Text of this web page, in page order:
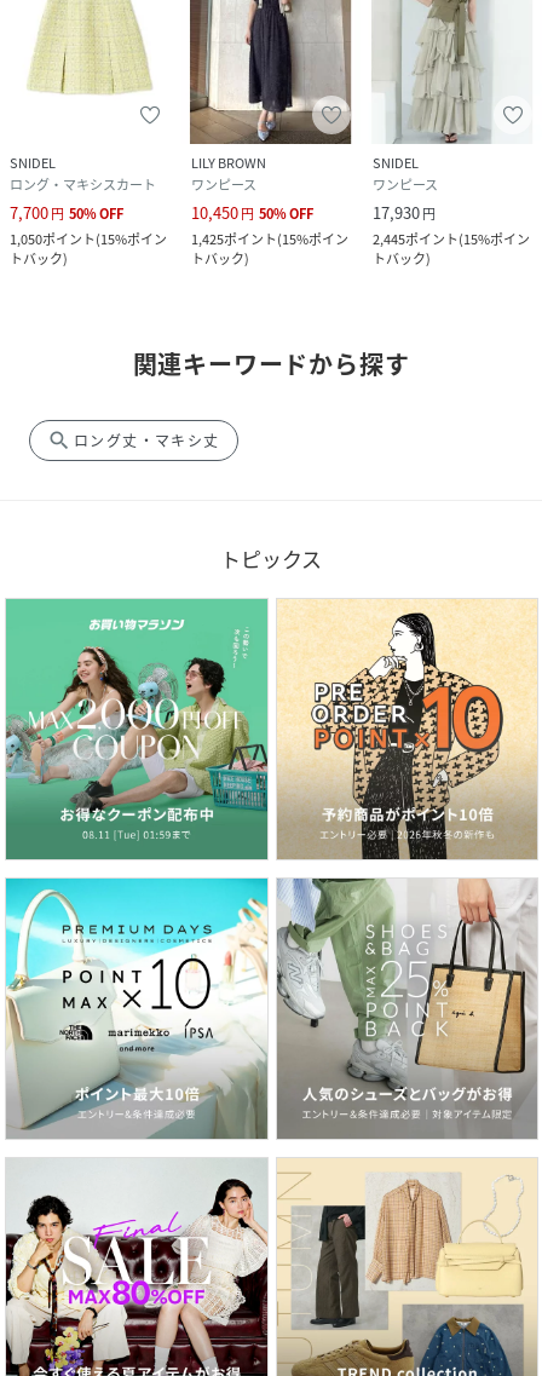
SNIDEL
ロング・マキシスカート
7,700円 50%OFF
1,050ポイント(15%ポイン
トバック)
LILY BROWN
ワンピース
10,450円 50%OFF
1,425ポイント(15%ポイン
トバック)
SNIDEL
ワンピース
17,930円
2,445ポイント(15%ポイン
トバック)
関連キーワードから探す
search ロング丈・マキシ丈
トピックス